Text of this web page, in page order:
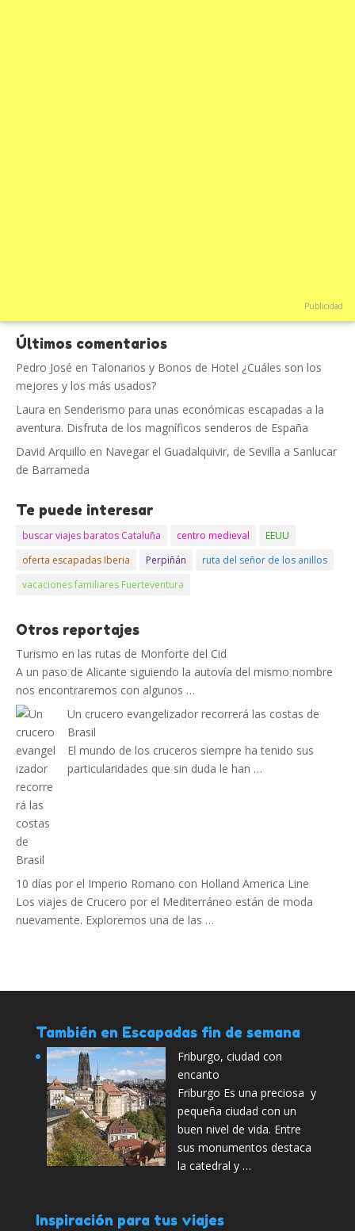
Publicidad
Últimos comentarios
Pedro José en Talonarios y Bonos de Hotel ¿Cuáles son los
mejores y los más usados?
Laura en Senderismo para unas económicas escapadas a la
aventura. Disfruta de los magníficos senderos de España
David Arquillo en Navegar el Guadalquivir, de Sevilla a Sanlucar
de Barrameda
Te puede interesar
buscar viajes baratos Cataluña centro medieval
EEUU
oferta escapadas Iberia
Perpiñán
ruta del señor de los anillos
vacaciones familiares Fuerteventura
Otros reportajes
Turismo en las rutas de Monforte del Cid
A un paso de Alicante siguiendo la autovía del mismo nombre
nos encontraremos con algunos …
Un crucero evangelizador recorrerá las costas de
Brasil
El mundo de los cruceros siempre ha tenido sus
particularidades que sin duda le han …
10 días por el Imperio Romano con Holland America Line
Los viajes de Crucero por el Mediterráneo están de moda
nuevamente. Exploremos una de las …
También en Escapadas fin de semana
Friburgo, ciudad con
encanto
Friburgo Es una preciosa y
pequeña ciudad con un
buen nivel de vida. Entre
sus monumentos destaca
la catedral y …
Inspiración para tus viajes